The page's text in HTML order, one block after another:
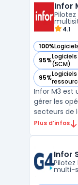
Infor
4.1
100%
— voir Infor
95%(SCM)
— voir Infor
95%
— voir Infor
Infor M3 est
gérer les
secteurs de
de la mode,
multi-sites,
devises, to ...
Plus d’infos
Infor
multi-